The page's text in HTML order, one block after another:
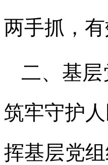
两手抓，
二、基
筑牢守护
挥基层党